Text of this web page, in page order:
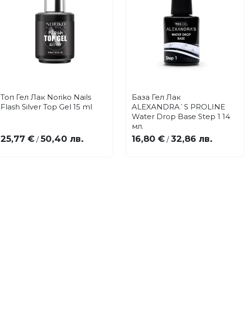
Добави
в
Купи
Топ Гел Лак Noriko Nails
Flash Silver Top Gel 15 ml
25,77 € / 50,40 лв.
Добави
в
любими
База Гел Лак
ALEXANDRA`S PROLINE
Water Drop Base Step 1 14
мл.
16,80 € / 32,86 лв.